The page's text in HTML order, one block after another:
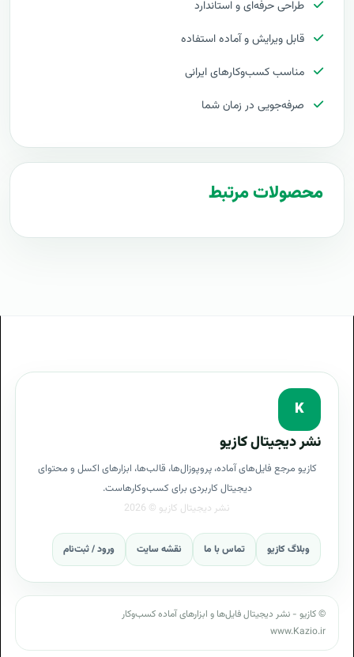
لایسنس نرم افزار سرویس دسک
لایسنس معتبر manageengine
لایسنس لایسنس نرم افزار شبکه
بهترین قیمت لایسنس نرم افزار
خرید نرم افزار manageengine
لایسنس محصولات manageengine
طراحی حرفه‌ای و استاندارد
قابل ویرایش و آماده استفاده
مناسب کسب‌وکارهای ایرانی
صرفه‌جویی در زمان شما
محصولات مرتبط
K
نشر دیجیتال کازیو
کازیو مرجع فایل‌های آماده، پروپوزال‌ها، قالب‌ها، ابزارهای اکسل و محتوای
دیجیتال کاربردی برای کسب‌وکارهاست.
وبلاگ کازیو تماس با ما نقشه سایت ورود / ثبت‌نام
© کازیو - نشر دیجیتال فایل‌ها و ابزارهای آماده کسب‌وکار
www.Kazio.ir